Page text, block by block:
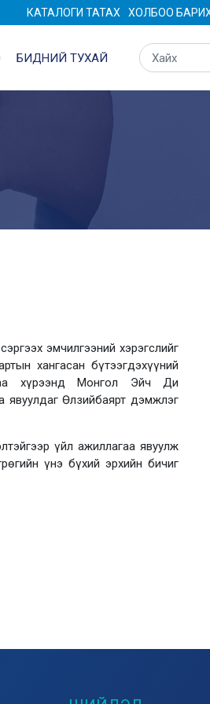
КАТАЛОГИ ТАТАХ ХОЛБОО
БИДНИЙ ТУХАЙ
эмчилгээний хэрэгслийг
хангасан бүтээгдэхүүний
хүрээнд Монгол Эйч Ди
явуулдаг Өлзийбаярт дэмжлэг
үйл ажиллагаа явуулж
үнэ бүхий эрхийн бичиг